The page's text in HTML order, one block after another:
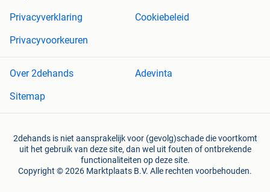
Privacyverklaring
Cookiebeleid
Privacyvoorkeuren
Over 2dehands
Adevinta
Sitemap
2dehands is niet aansprakelijk voor (gevolg)schade die voortkomt
uit het gebruik van deze site, dan wel uit fouten of ontbrekende
functionaliteiten op deze site.
Copyright © 2026 Marktplaats B.V. Alle rechten voorbehouden.